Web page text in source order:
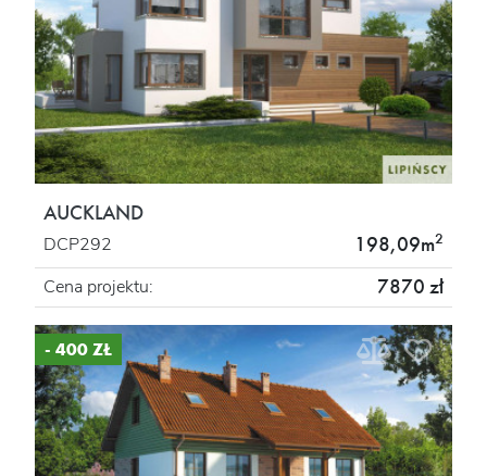
AUCKLAND
DCP292 198,09m2
Cena projektu: 7870 zł
- 400 ZŁ